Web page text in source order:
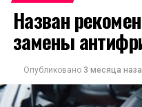
Назван
замены
Опубликовано 3 месяца